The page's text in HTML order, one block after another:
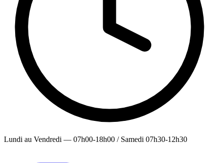
Lundi au Vendredi — 07h00-18h00 / Samedi 07h30-12h30